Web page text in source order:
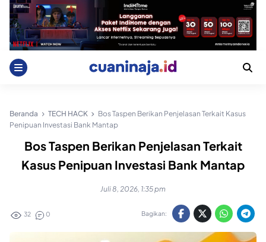
Skip
content
Beranda TECH HACK
Bos Taspen Berikan Penjelasan Terkait Kasus
Penipuan Investasi Bank Mantap
Bos Taspen Berikan Penjelasan Terkait
Kasus Penipuan Investasi Bank Mantap
Juli 8, 2026, 1:35 pm
32 0 Bagikan: